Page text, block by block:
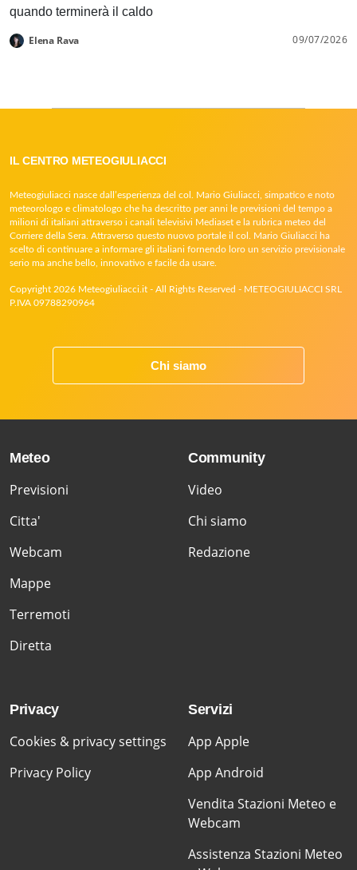
quando terminerà il caldo
Elena Rava 09/07/2026
IL CENTRO METEOGIULIACCI
Meteogiuliacci nasce dall’esperienza del col. Mario Giuliacci, simpatico e noto
meteorologo e climatologo che ha descritto per anni le previsioni del tempo a
milioni di italiani attraverso i canali televisivi Mediaset e la rubrica meteo del
Corriere della Sera. Attraverso questo nuovo portale il col. Mario Giuliacci ha
scelto di continuare a informare gli italiani fornendo loro un servizio previsionale
serio ma anche bello, innovativo e facile da usare.
Copyright 2026 Meteogiuliacci.it - All Rights Reserved - METEOGIULIACCI SRL
P.IVA 09788290964
Chi siamo
Meteo
Previsioni
Citta'
Webcam
Mappe
Terremoti
Diretta
Community
Video
Chi siamo
Redazione
Privacy
Cookies & privacy settings
Privacy Policy
Servizi
App Apple
App Android
Vendita Stazioni Meteo e
Webcam
Assistenza Stazioni Meteo